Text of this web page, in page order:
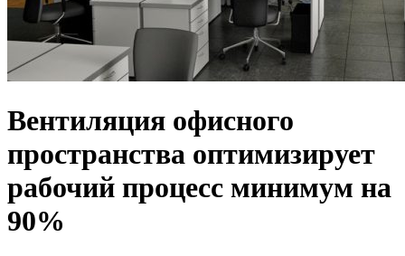
Вентиляция офисного
пространства оптимизирует
рабочий процесс минимум на
90%